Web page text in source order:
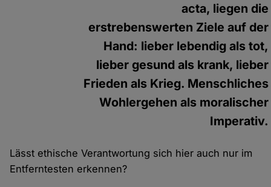
acta, liegen die
erstrebenswerten Ziele auf der
Hand: lieber lebendig als tot,
lieber gesund als krank, lieber
Frieden als Krieg. Menschliches
Wohlergehen als moralischer
Imperativ.
Lässt ethische Verantwortung sich hier auch nur im
Entferntesten erkennen?